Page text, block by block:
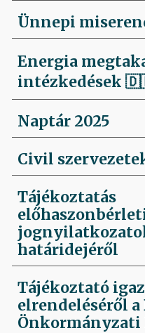
Ünnepi
Energia
intézkedések
Naptár 2025
Civil
Tájékoztatás
határidejéről
Tájékoztató
elrendeléséről a